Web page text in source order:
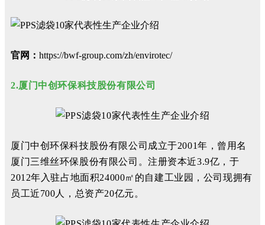
官网： https://bwf-group.com/zh/envirotec/
2.厦门中创环保科技股份有限公司
厦门中创环保科技股份有限公司成立于2001年，曾用名
厦门三维丝环保股份有限公司。注册资本近3.9亿，于
2012年入驻占地面积24000㎡的自建工业园，公司现拥有
员工近700人，总资产20亿元。